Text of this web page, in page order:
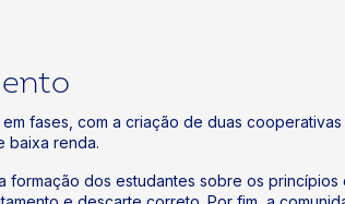
fases, com a criação de duas
baixa renda.
formação dos estudantes sobre os